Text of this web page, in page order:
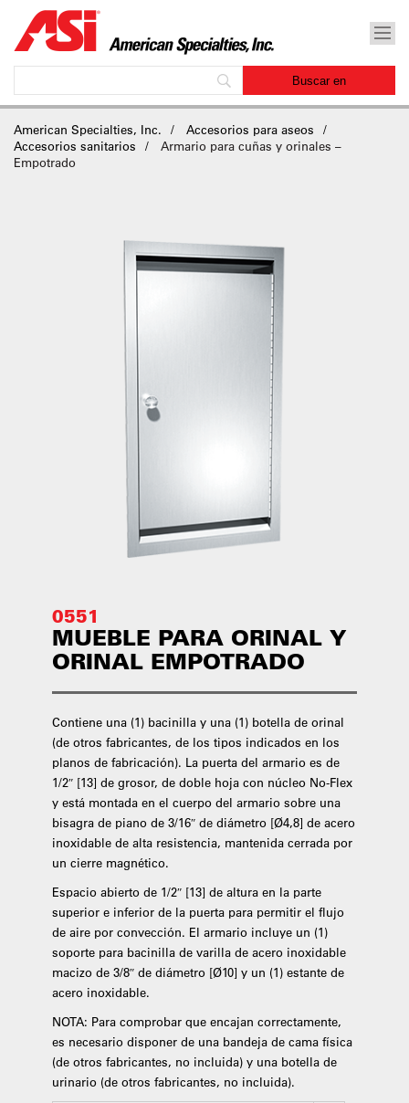
American Specialties, Inc.
Accesorios para aseos
Accesorios sanitarios
Armario para cuñas y orinales –
Empotrado
0551
MUEBLE PARA ORINAL Y
ORINAL EMPOTRADO
Contiene una (1) bacinilla y una (1) botella de orinal
(de otros fabricantes, de los tipos indicados en los
planos de fabricación). La puerta del armario es de
1/2″ [13] de grosor, de doble hoja con núcleo No-Flex
y está montada en el cuerpo del armario sobre una
bisagra de piano de 3/16″ de diámetro [Ø4,8] de acero
inoxidable de alta resistencia, mantenida cerrada por
un cierre magnético.
Espacio abierto de 1/2″ [13] de altura en la parte
superior e inferior de la puerta para permitir el flujo
de aire por convección. El armario incluye un (1)
soporte para bacinilla de varilla de acero inoxidable
macizo de 3/8″ de diámetro [Ø10] y un (1) estante de
acero inoxidable.
NOTA: Para comprobar que encajan correctamente,
es necesario disponer de una bandeja de cama física
(de otros fabricantes, no incluida) y una botella de
urinario (de otros fabricantes, no incluida).